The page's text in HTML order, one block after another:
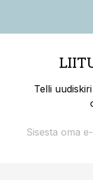
Telli